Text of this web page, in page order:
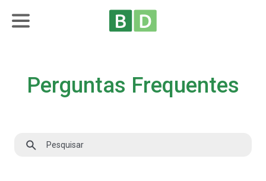
Perguntas Frequentes